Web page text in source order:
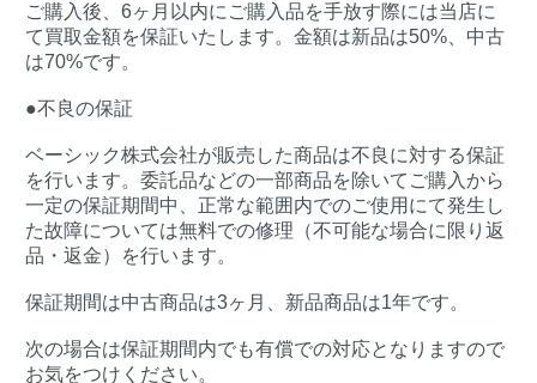
ご購入後、6ヶ月以内にご購入品を手放す際には当店に
て買取金額を保証いたします。金額は新品は50%、中古
は70%です。
●不良の保証
ベーシック株式会社が販売した商品は不良に対する保証
を行います。委託品などの一部商品を除いてご購入から
一定の保証期間中、正常な範囲内でのご使用にて発生し
た故障については無料での修理（不可能な場合に限り返
品・返金）を行います。
保証期間は中古商品は3ヶ月、新品商品は1年です。
次の場合は保証期間内でも有償での対応となりますので
お気をつけください。